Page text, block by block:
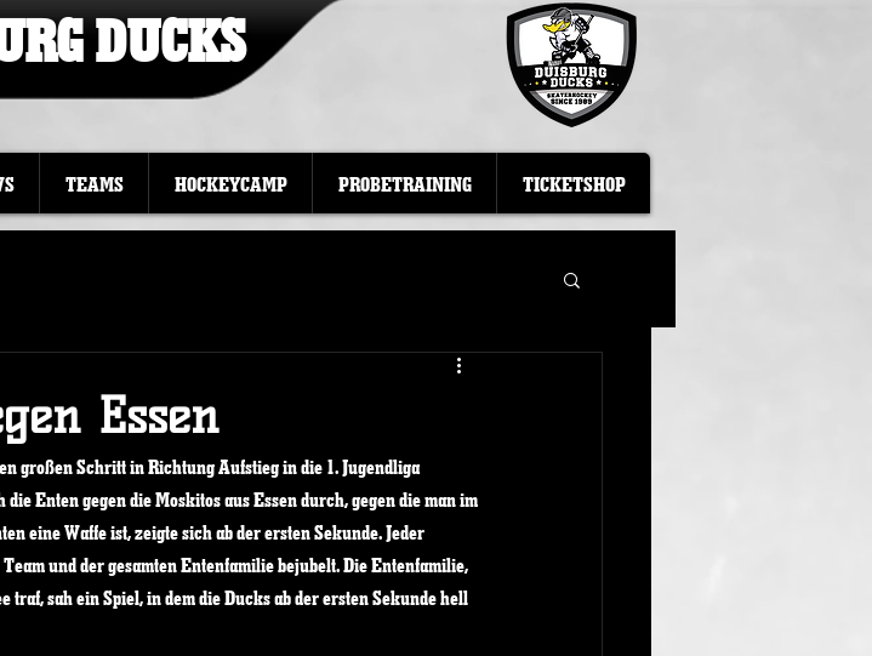
DUCKS
TEAMS HOCKEYCAMP PROBETRAINING TICKETSHOP
Essen
großen Schritt in Richtung Aufstieg in die 1. Jugendliga
Enten gegen die Moskitos aus Essen durch, gegen die man im
eine Waffe ist, zeigte sich ab der ersten Sekunde. Jeder
und der gesamten Entenfamilie bejubelt. Die Entenfamilie,
sah ein Spiel, in dem die Ducks ab der ersten Sekunde hell